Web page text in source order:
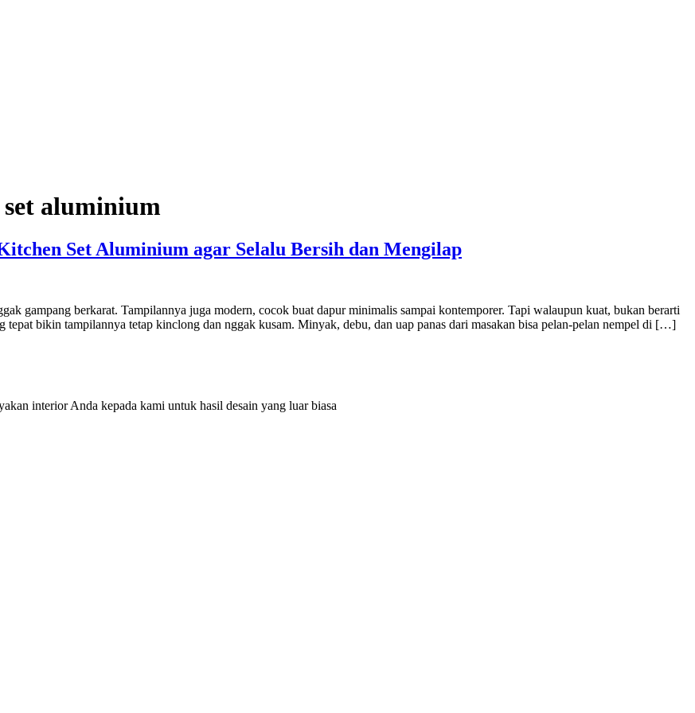
aluminium
Set Aluminium agar Selalu Bersih dan Mengilap
gampang berkarat. Tampilannya juga modern, cocok buat dapur minimalis sampai kontemporer. Tapi walaupun kuat, bukan berarti
tepat bikin tampilannya tetap kinclong dan nggak kusam. Minyak, debu, dan uap panas dari masakan bisa pelan-pelan nempel di […]
interior Anda kepada kami untuk hasil desain yang luar biasa